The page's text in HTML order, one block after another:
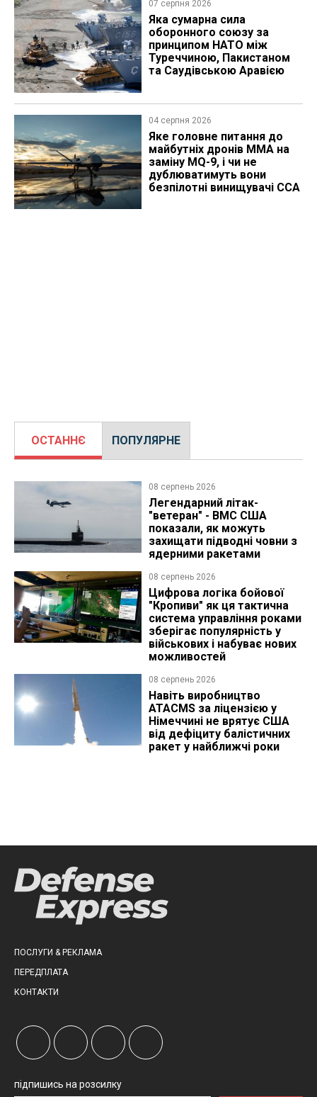
07 серпня 2026
Яка сумарна сила
оборонного союзу за
принципом НАТО між
Туреччиною, Пакистаном
та Саудівською Аравією
04 серпня 2026
Яке головне питання до
майбутніх дронів MMA на
заміну MQ-9, і чи не
дублюватимуть вони
безпілотні винищувачі CCA
ОСТАННЄ ПОПУЛЯРНЕ
08 серпень 2026
Легендарний літак-
"ветеран" - ВМС США
показали, як можуть
захищати підводні човни з
ядерними ракетами
08 серпень 2026
Цифрова логіка бойової
"Кропиви" як ця тактична
система управління роками
зберігає популярність у
військових і набуває нових
можливостей
08 серпень 2026
Навіть виробництво
ATACMS за ліцензією у
Німеччині не врятує США
від дефіциту балістичних
ракет у найближчі роки
ПОСЛУГИ & РЕКЛАМА
ПЕРЕДПЛАТА
КОНТАКТИ
підпишись на розсилку